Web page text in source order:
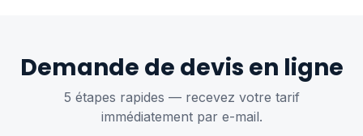
Demande de devis en ligne
5 étapes rapides — recevez votre tarif
immédiatement par e-mail.